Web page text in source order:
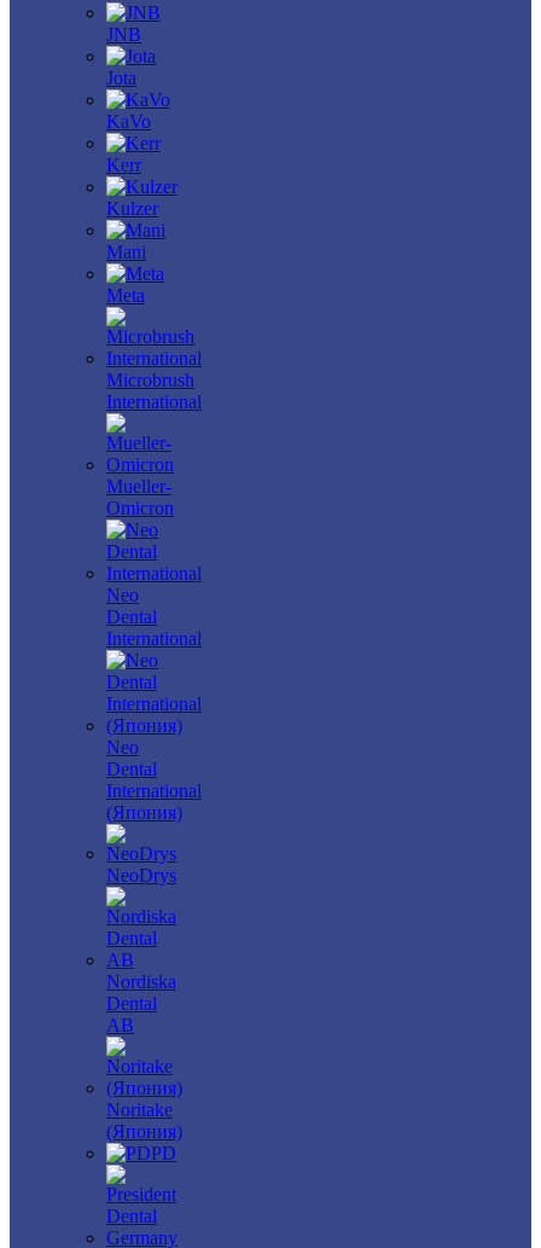
JNB
Jota
KaVo
Kerr
Kulzer
Mani
Meta
Microbrush
International
Mueller-
Omicron
Neo
Dental
International
Neo
Dental
International
(Япония)
NeoDrys
Nordiska
Dental
AB
Noritake
(Япония)
PD